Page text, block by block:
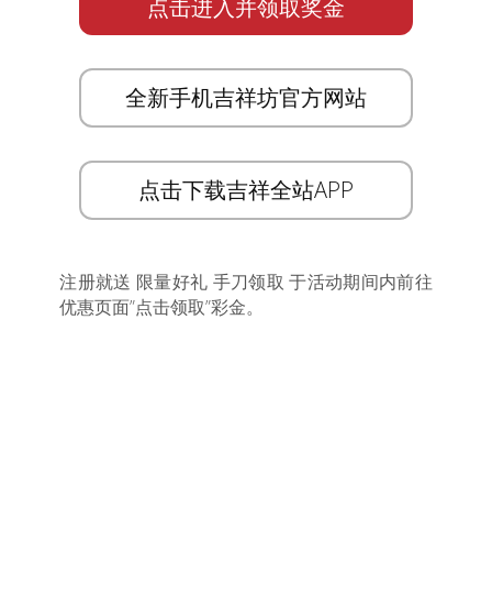
点击进入并领取奖金
全新手机吉祥坊官方网站
点击下载吉祥全站APP
注册就送 限量好礼 手刀领取 于活动期间内前往
优惠页面”点击领取”彩金。